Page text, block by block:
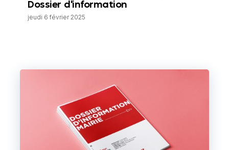
Dossier d'information
jeudi 6 février 2025